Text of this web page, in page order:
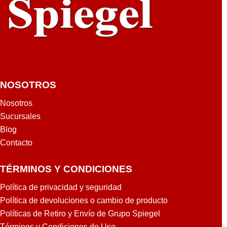
8mt
NOSOTROS
Nosotros
Sucursales
Blog
Contacto
TÉRMINOS Y CONDICIONES
Política de privacidad y seguridad
Política de devoluciones o cambio de producto
Políticas de Retiro y Envío de Grupo Spiegel